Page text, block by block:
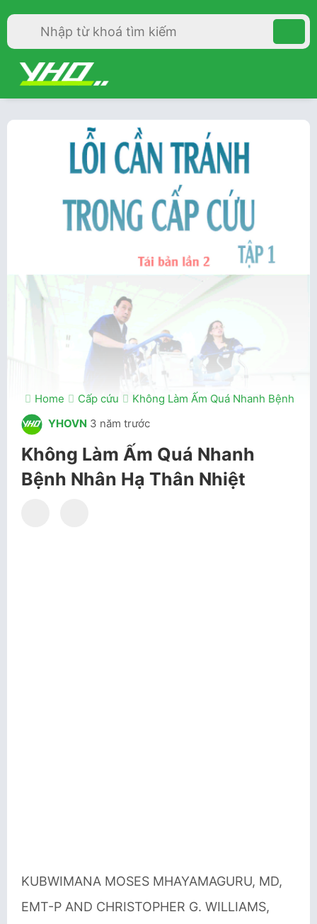
Home Cấp cứu
Không Làm Ấm Quá Nhanh Bệnh
YHOVN 3 năm trước
Không Làm Ấm Quá Nhanh
Bệnh Nhân Hạ Thân Nhiệt
KUBWIMANA MOSES MHAYAMAGURU, MD,
EMT-P AND CHRISTOPHER G. WILLIAMS,